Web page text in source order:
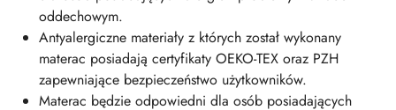
oddechowym.
Antyalergiczne materiały z których został wykonany
materac posiadają certyfikaty OEKO-TEX oraz PZH
zapewniające bezpieczeństwo użytkowników.
Materac będzie odpowiedni dla osób posiadających